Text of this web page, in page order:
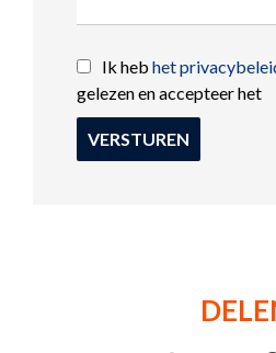
Ik heb het
gelezen en accepteer het
VERSTUREN